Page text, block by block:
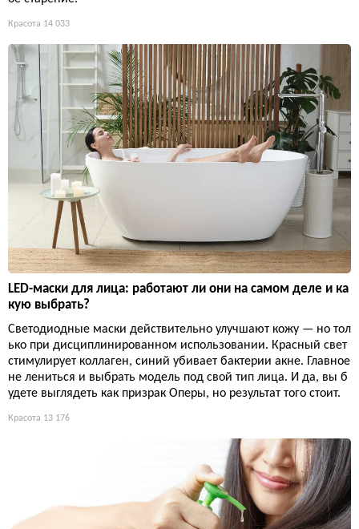
Красота 14 033
LED-маски для лица: работают ли они на самом деле и ка
кую выбрать?
Светодиодные маски действительно улучшают кожу — но тол
ько при дисциплинированном использовании. Красный свет
стимулирует коллаген, синий убивает бактерии акне. Главное
не лениться и выбрать модель под свой тип лица. И да, вы б
удете выглядеть как призрак Оперы, но результат того стоит.
Красота 13 176